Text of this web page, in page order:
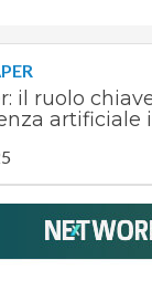
il ruolo
artificiale